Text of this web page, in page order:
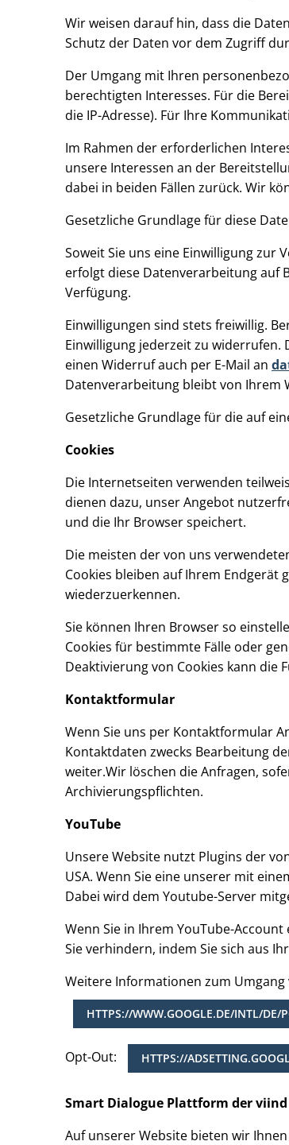
Wir weisen darauf hin, dass die
Schutz der Daten vor dem Zugriff
Der Umgang mit Ihren
berechtigten Interesses. Für die
die IP-Adresse). Für Ihre
Im Rahmen der erforderlichen
unsere Interessen an der
dabei in beiden Fällen zurück. Wir
Gesetzliche Grundlage für diese
Soweit Sie uns eine Einwilligung zur
erfolgt diese Datenverarbeitung auf
Verfügung.
Einwilligungen sind stets freiwillig.
Einwilligung jederzeit zu widerrufen.
einen Widerruf auch per E-Mail an
Datenverarbeitung bleibt von Ihrem
Gesetzliche Grundlage für die auf
Cookies
Die Internetseiten verwenden
dienen dazu, unser Angebot
und die Ihr Browser speichert.
Die meisten der von uns
Cookies bleiben auf Ihrem Endgerät
wiederzuerkennen.
Sie können Ihren Browser so
Cookies für bestimmte Fälle oder
Deaktivierung von Cookies kann die
Kontaktformular
Wenn Sie uns per Kontaktformular
Kontaktdaten zwecks Bearbeitung
weiter.Wir löschen die Anfragen,
Archivierungspflichten.
YouTube
Unsere Website nutzt Plugins der
USA. Wenn Sie eine unserer mit
Dabei wird dem Youtube-Server
Wenn Sie in Ihrem YouTube-
Sie verhindern, indem Sie sich aus
Weitere Informationen zum
HTTPS://WWW.GOOGLE.DE/INTL/DE/
Opt-Out: HTTPS://
Smart Dialogue Plattform der viind
Auf unserer Website bieten wir